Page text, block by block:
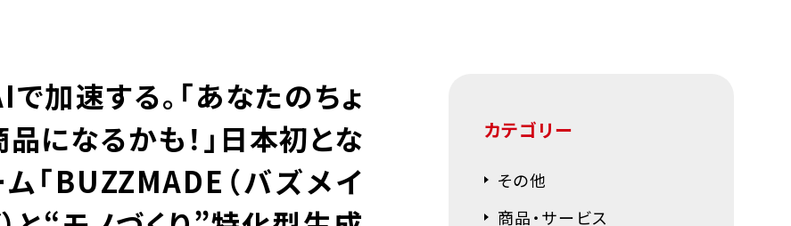
加速する。「あなたのちょ
になるかも！」日本初とな
「BUZZMADE（バズメイ
カテゴリー
その他
商品・サービス